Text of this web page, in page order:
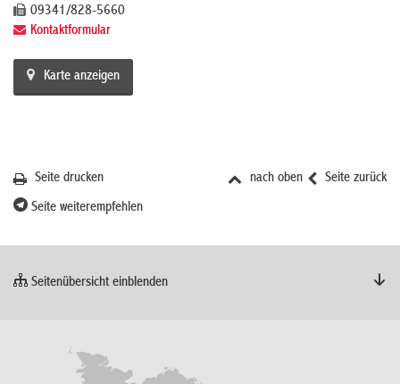
09341/828-5660
Kontaktformular
Karte anzeigen
Seite zurück
nach oben
Seite drucken
Seite weiterempfehlen
Seitenübersicht einblenden